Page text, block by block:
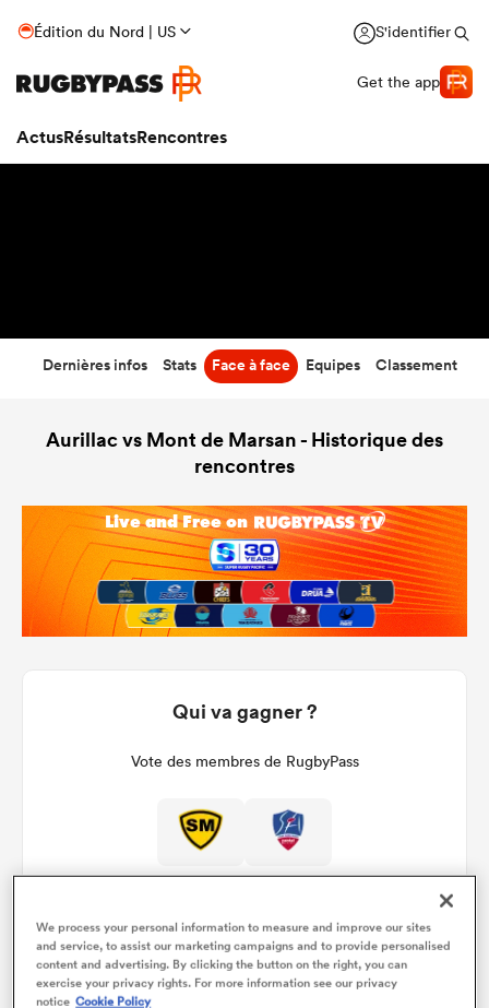
Édition du Nord | US S'identifier
Get the app
ActusRésultatsRencontres
Dernières infos Stats Face à face Equipes Classement
Aurillac vs Mont de Marsan - Historique des
rencontres
Qui va gagner ?
Vote des membres de RugbyPass
Détails du match
We process your personal information to measure and improve our sites
and service, to assist our marketing campaigns and to provide personalised
content and advertising. By clicking the button on the right, you can
exercise your privacy rights. For more information see our privacy
notice Cookie Policy